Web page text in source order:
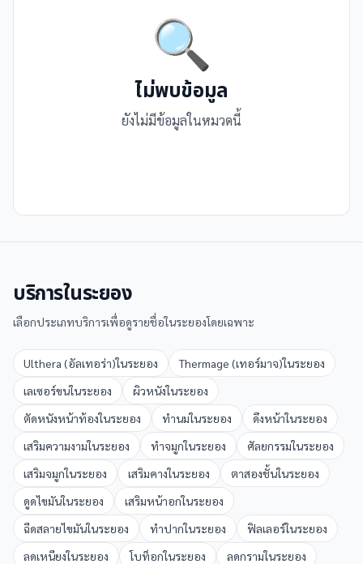
🔍
ไม่พบข้อมูล
ยังไม่มีข้อมูลในหมวดนี้
บริการในระยอง
เลือกประเภทบริการเพื่อดูรายชื่อในระยองโดยเฉพาะ
Ulthera (อัลเทอร่า)ในระยอง Thermage (เทอร์มาจ)ในระยอง
เลเซอร์ขนในระยอง ผิวหนังในระยอง
ตัดหนังหน้าท้องในระยอง ทำนมในระยอง ดึงหน้าในระยอง
เสริมความงามในระยอง ทำจมูกในระยอง ศัลยกรรมในระยอง
เสริมจมูกในระยอง เสริมคางในระยอง ตาสองชั้นในระยอง
ดูดไขมันในระยอง เสริมหน้าอกในระยอง
ฉีดสลายไขมันในระยอง ทำปากในระยอง ฟิลเลอร์ในระยอง
ลดเหนียงในระยอง โบท็อกในระยอง ลดกรามในระยอง